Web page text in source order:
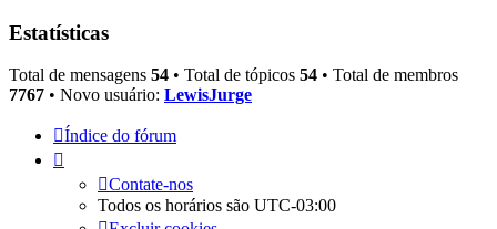
Estatísticas
Total de mensagens 54 • Total de tópicos 54 • Total de membros
7767 • Novo usuário: LewisJurge
Índice do fórum
Contate-nos
Todos os horários são UTC-03:00